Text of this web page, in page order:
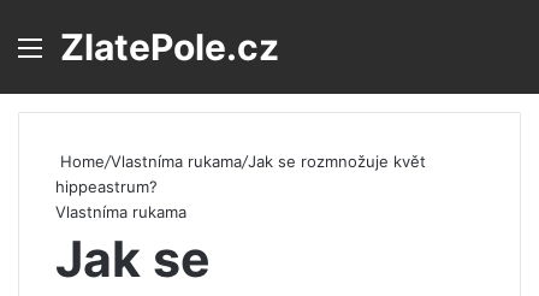
Menu
ZlatePole.cz
Home/Vlastníma rukama/Jak se rozmnožuje květ
hippeastrum?
Vlastníma rukama
Jak se